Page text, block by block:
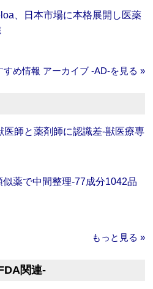
、日本市場に本格展開し医薬
すめ情報 アーカイブ ‐AD‐を見る »
医師と薬剤師に認識差‐獣医療専
似薬で中間整理‐77成分1042品
もっと見る »
関連‐